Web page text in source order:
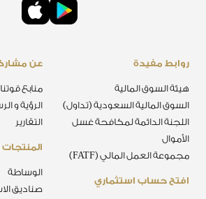
الوساطة
صناديق
عن
منابع قوتنا
الرؤية و
التقارير
افتح حساب استثماري
روابط مفيدة
هيئة السوق المالية
السوق المالية السعودية (تداول)
اللجنة الدائمة لمكافحة غسل
الأموال
مجموعة العمل المالي (FATF)